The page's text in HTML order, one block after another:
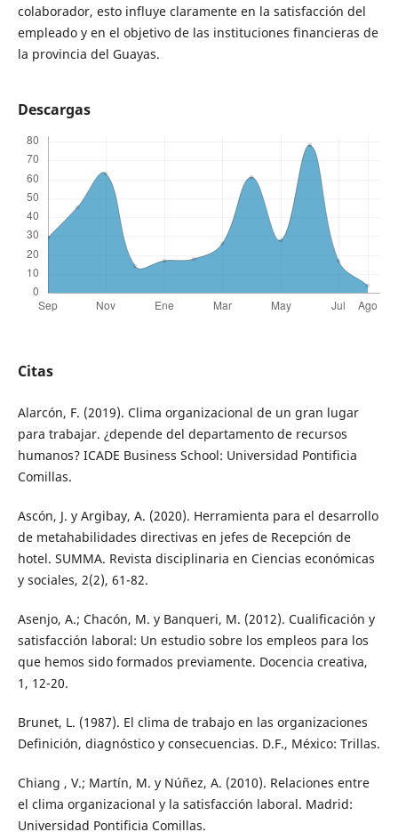
colaborador, esto influye claramente en la satisfacción del
empleado y en el objetivo de las instituciones financieras de
la provincia del Guayas.
Descargas
Citas
Alarcón, F. (2019). Clima organizacional de un gran lugar
para trabajar. ¿depende del departamento de recursos
humanos? ICADE Business School: Universidad Pontificia
Comillas.
Ascón, J. y Argibay, A. (2020). Herramienta para el desarrollo
de metahabilidades directivas en jefes de Recepción de
hotel. SUMMA. Revista disciplinaria en Ciencias económicas
y sociales, 2(2), 61-82.
Asenjo, A.; Chacón, M. y Banqueri, M. (2012). Cualificación y
satisfacción laboral: Un estudio sobre los empleos para los
que hemos sido formados previamente. Docencia creativa,
1, 12-20.
Brunet, L. (1987). El clima de trabajo en las organizaciones
Definición, diagnóstico y consecuencias. D.F., México: Trillas.
Chiang , V.; Martín, M. y Núñez, A. (2010). Relaciones entre
el clima organizacional y la satisfacción laboral. Madrid:
Universidad Pontificia Comillas.